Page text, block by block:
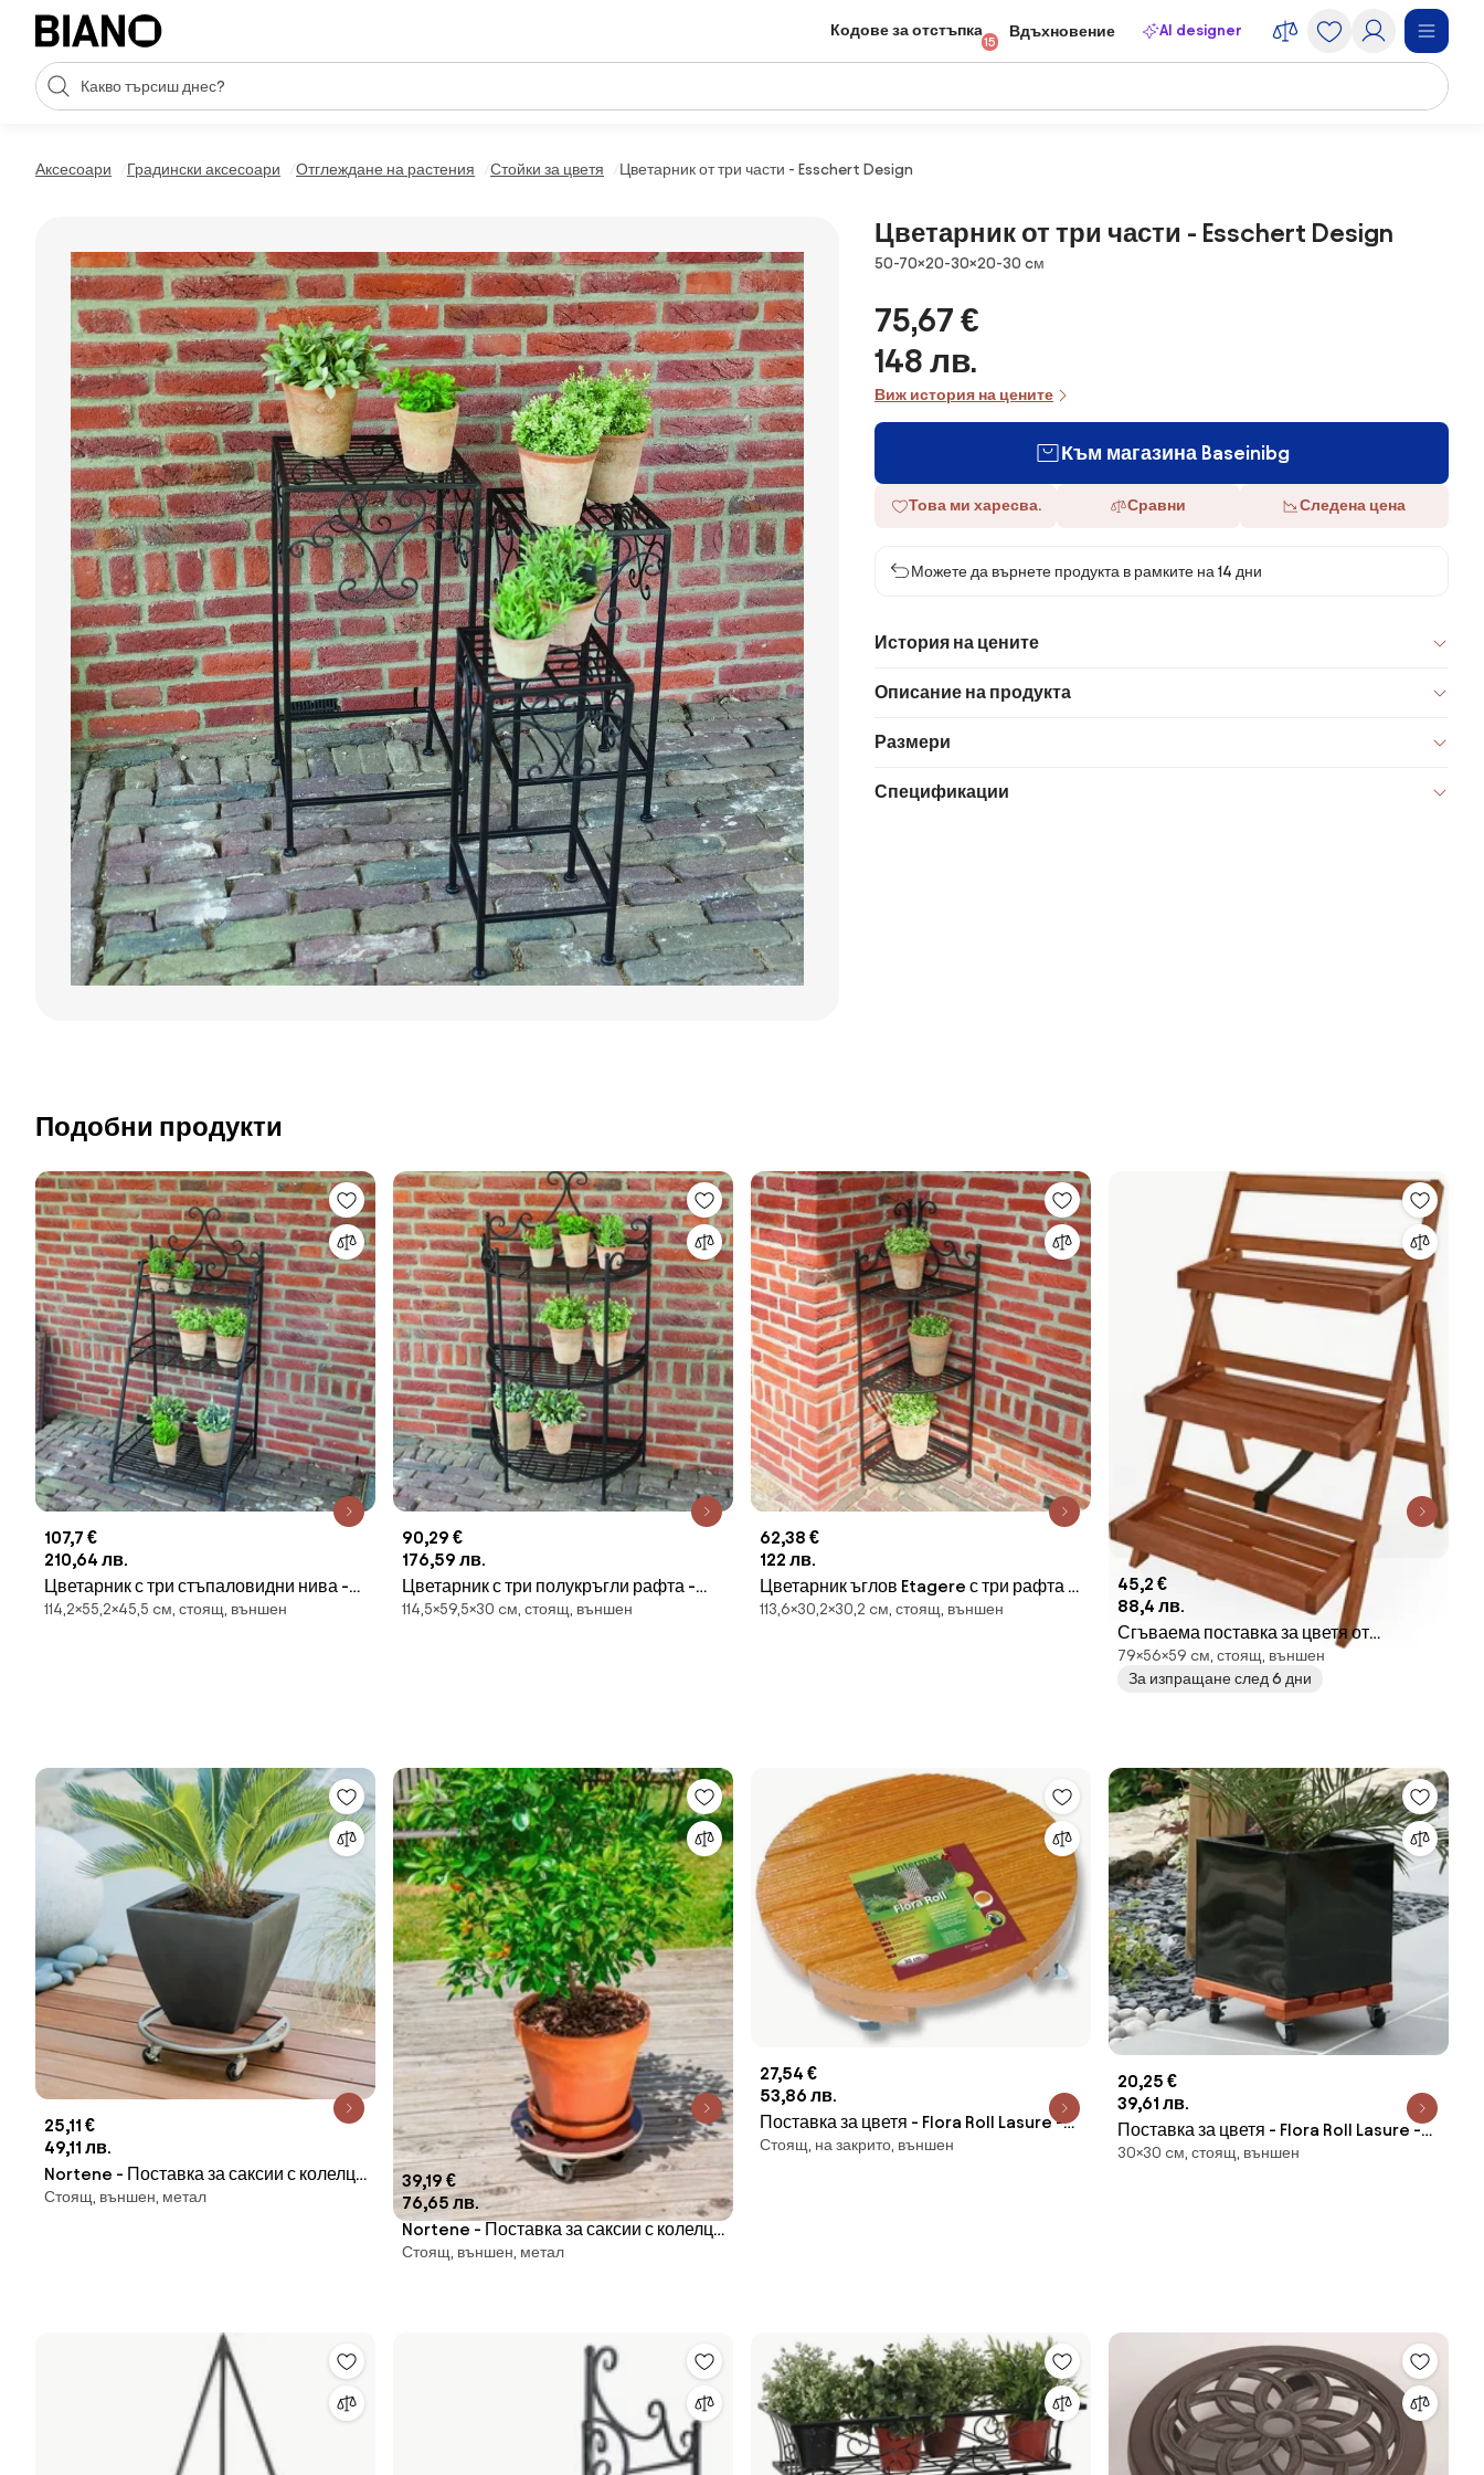
Пропускане към съдържанието
Търсене
Кодове за отстъпка
15
Вдъхновение AI designer
Аксесоари Градински аксесоари Отглеждане на растения Стойки за цветя Цветарник от три части - Esschert Design
Цветарник от три части - Esschert Design
Размери
50-70×20-30×20-30 cм
75,67 €
148 лв.
Виж история на цените
Към магазина Baseinibg
Това ми харесва. Сравни Следена цена
Можете да върнете продукта в рамките на 14 дни
История на цените
Описание на продукта
Размери
Спецификации
Подобни продукти
107,7 €
210,64 лв.
Цветарник с три стъпаловидни нива -
Esschert Design
114,2×55,2×45,5 cм, стоящ, външен
90,29 €
176,59 лв.
Цветарник с три полукръгли рафта -
Esschert Design
114,5×59,5×30 cм, стоящ, външен
62,38 €
122 лв.
Цветарник ъглов Etagere с три рафта -
Esschert Design
113,6×30,2×30,2 cм, стоящ, външен
45,2 €
88,4 лв.
Сгъваема поставка за цветя от
акациево дърво 79 × 56 × 59 cm - 3
рафта
79×56×59 cм, стоящ, външен
За изпращане след 6 дни
25,11 €
49,11 лв.
Nortene - Поставка за саксии с колелца
Ø 0,35
Стоящ, външен, метал
39,19 €
76,65 лв.
Nortene - Поставка за саксии с колелца
Ø 0,40
Стоящ, външен, метал
27,54 €
53,86 лв.
Поставка за цветя - Flora Roll Lasure -
Ф40 см
Стоящ, на закрито, външен
20,25 €
39,61 лв.
Поставка за цветя - Flora Roll Lasure -
30 х 30 см
30×30 cм, стоящ, външен